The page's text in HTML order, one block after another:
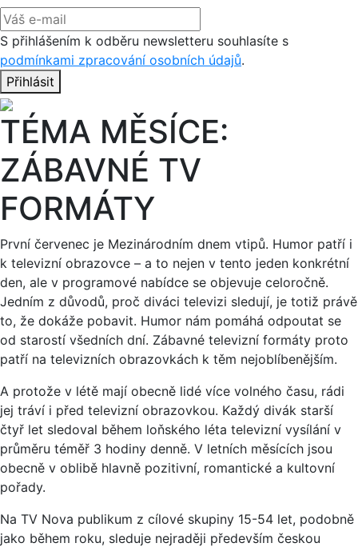
S přihlášením k odběru newsletteru souhlasíte s
podmínkami zpracování osobních údajů.
Přihlásit
TÉMA MĚSÍCE:
ZÁBAVNÉ TV
FORMÁTY
První červenec je Mezinárodním dnem vtipů. Humor patří i
k televizní obrazovce – a to nejen v tento jeden konkrétní
den, ale v programové nabídce se objevuje celoročně.
Jedním z důvodů, proč diváci televizi sledují, je totiž právě
to, že dokáže pobavit. Humor nám pomáhá odpoutat se
od starostí všedních dní. Zábavné televizní formáty proto
patří na televizních obrazovkách k těm nejoblíbenějším.
A protože v létě mají obecně lidé více volného času, rádi
jej tráví i před televizní obrazovkou. Každý divák starší
čtyř let sledoval během loňského léta televizní vysílání v
průměru téměř 3 hodiny denně. V letních měsících jsou
obecně v oblibě hlavně pozitivní, romantické a kultovní
pořady.
Na TV Nova publikum z cílové skupiny 15-54 let, podobně
jako během roku, sleduje nejraději především českou